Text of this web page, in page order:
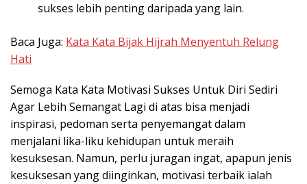
sukses lebih penting daripada yang lain.
Baca Juga: Kata Kata Bijak Hijrah Menyentuh Relung
Hati
Semoga Kata Kata Motivasi Sukses Untuk Diri Sediri
Agar Lebih Semangat Lagi di atas bisa menjadi
inspirasi, pedoman serta penyemangat dalam
menjalani lika-liku kehidupan untuk meraih
kesuksesan. Namun, perlu juragan ingat, apapun jenis
kesuksesan yang diinginkan, motivasi terbaik ialah